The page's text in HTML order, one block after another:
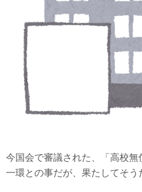
今国会で審議された、「高校
一環との事だが、果たしてそう